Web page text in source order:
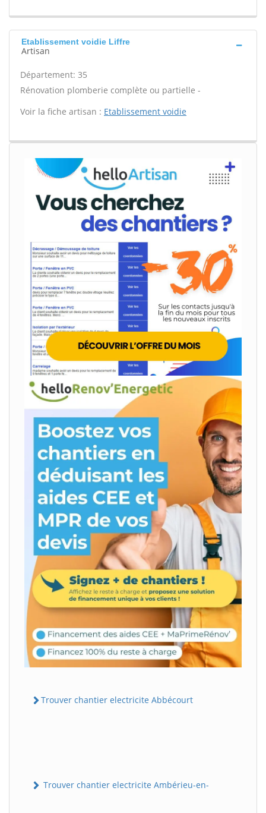
Etablissement voidie Liffre
Artisan
Département: 35
Rénovation plomberie complète ou partielle -
Voir la fiche artisan : Etablissement voidie
Trouver chantier electricite Abbécourt
Trouver chantier electricite Ambérieu-en-